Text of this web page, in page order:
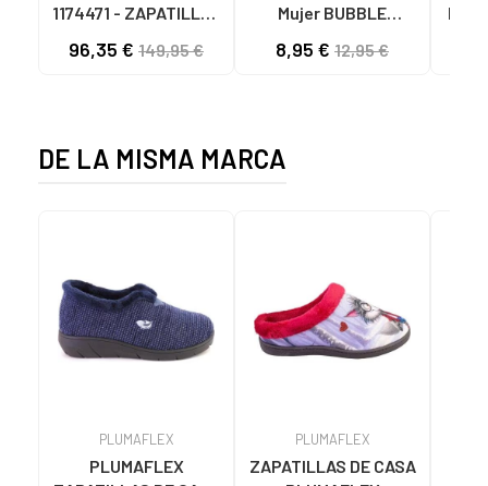
1174471 - ZAPATILLAS
BLACK
96,35 € 149,95 €
Mujer BUBBLE
ZAPATILLAS LONA
8,95 € 12,95 €
DE LA MISMA MARCA
PLUMAFLEX
PLUMAFLEX
PLUMAFLEX
ZAPATILLAS DE CASA